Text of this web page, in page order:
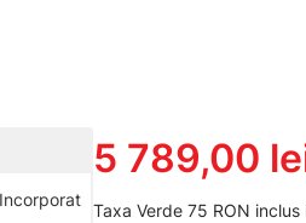
Incorporat
5 789,00
Taxa Verde 75 RON